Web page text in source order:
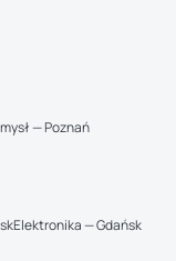
— Poznań
Elektronika — Gdańsk